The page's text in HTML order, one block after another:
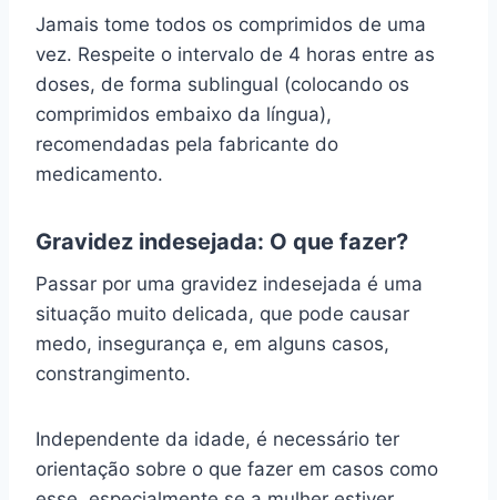
Jamais tome todos os comprimidos de uma
vez. Respeite o intervalo de 4 horas entre as
doses, de forma sublingual (colocando os
comprimidos embaixo da língua),
recomendadas pela fabricante do
medicamento.
Gravidez indesejada: O que fazer?
Passar por uma gravidez indesejada é uma
situação muito delicada, que pode causar
medo, insegurança e, em alguns casos,
constrangimento.
Independente da idade, é necessário ter
orientação sobre o que fazer em casos como